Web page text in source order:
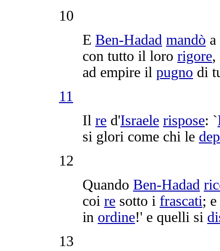
10
E Ben-Hadad mandò a
con tutto il loro rigore,
ad empire il pugno di
11
Il re d'Israele rispose: `
si glori come chi le
12
Quando Ben-Hadad
coi re sotto i frascati; e
in ordine!' e quelli si
13